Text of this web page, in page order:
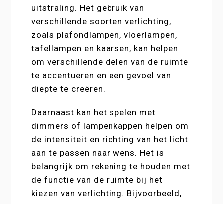
uitstraling. Het gebruik van
verschillende soorten verlichting,
zoals plafondlampen, vloerlampen,
tafellampen en kaarsen, kan helpen
om verschillende delen van de ruimte
te accentueren en een gevoel van
diepte te creëren.
Daarnaast kan het spelen met
dimmers of lampenkappen helpen om
de intensiteit en richting van het licht
aan te passen naar wens. Het is
belangrijk om rekening te houden met
de functie van de ruimte bij het
kiezen van verlichting. Bijvoorbeeld,